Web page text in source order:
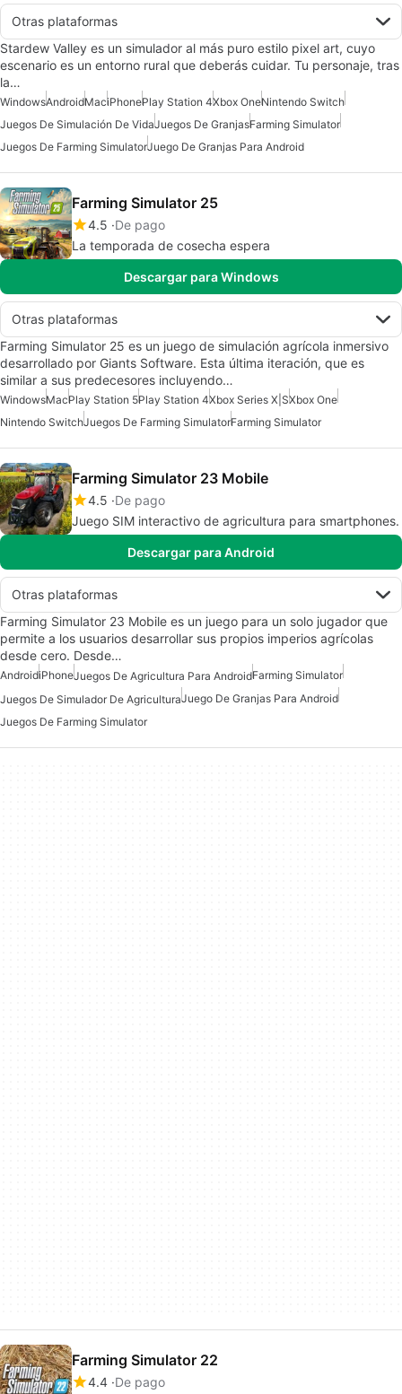
Otras plataformas
Stardew Valley es un simulador al más puro estilo pixel art, cuyo
escenario es un entorno rural que deberás cuidar. Tu personaje, tras
la…
WindowsAndroidMaciPhonePlay Station 4Xbox OneNintendo Switch
Juegos De Simulación De VidaJuegos De GranjasFarming Simulator
Juegos De Farming SimulatorJuego De Granjas Para Android
Farming Simulator 25
4.5 De pago
La temporada de cosecha espera
Descargar para Windows
Otras plataformas
Farming Simulator 25 es un juego de simulación agrícola inmersivo
desarrollado por Giants Software. Esta última iteración, que es
similar a sus predecesores incluyendo…
WindowsMacPlay Station 5Play Station 4Xbox Series X|SXbox One
Nintendo SwitchJuegos De Farming SimulatorFarming Simulator
Farming Simulator 23 Mobile
4.5 De pago
Juego SIM interactivo de agricultura para smartphones.
Descargar para Android
Otras plataformas
Farming Simulator 23 Mobile es un juego para un solo jugador que
permite a los usuarios desarrollar sus propios imperios agrícolas
desde cero. Desde…
AndroidiPhoneJuegos De Agricultura Para AndroidFarming Simulator
Juegos De Simulador De AgriculturaJuego De Granjas Para Android
Juegos De Farming Simulator
Farming Simulator 22
4.4 De pago